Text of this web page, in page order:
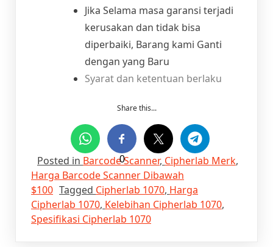
Jika Selama masa garansi terjadi
kerusakan dan tidak bisa
diperbaiki, Barang kami Ganti
dengan yang Baru
Syarat dan ketentuan berlaku
Share this...
0
Posted in Barcode Scanner, Cipherlab Merk,
Harga Barcode Scanner Dibawah
$100 Tagged Cipherlab 1070, Harga
Cipherlab 1070, Kelebihan Cipherlab 1070,
Spesifikasi Cipherlab 1070